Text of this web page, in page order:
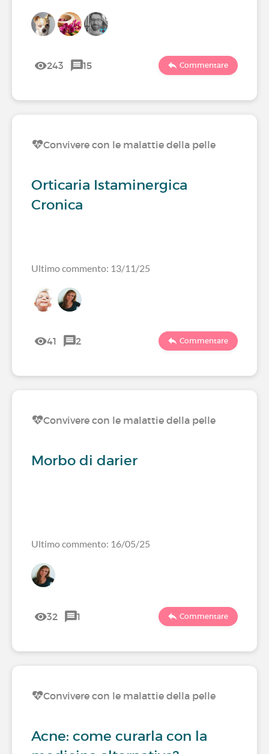
243 15 Commentare
Convivere con le malattie della pelle
Orticaria Istaminergica
Cronica
Ultimo commento: 13/11/25
41 2 Commentare
Convivere con le malattie della pelle
Morbo di darier
Ultimo commento: 16/05/25
32 1 Commentare
Convivere con le malattie della pelle
Acne: come curarla con la